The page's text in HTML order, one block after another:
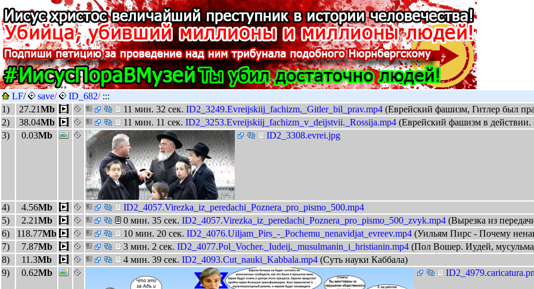
LF/ save/ ID_682/:::
1)
27.21Mb 11 мин. 32 сек. ID2_3249.Evreijskiij_fachizm,_Gitler_bil_prav.mp4 (Еврейский фашизм, Гитлер был
2)
38.04Mb 11 мин. 11 сек. ID2_3253.Evreijskiij_fachizm_v_deijstvii._Rossija.mp4 (Еврейский фашизм в действии.
3)
0.03Mb ID2_3308.evrei.jpg
4) 4.56Mb
ID2_4057.Virezka_iz_peredachi_Poznera_pro_pismo_500.mp4
5)
2.21Mb 0 мин. 35 сек. ID2_4057.Virezka_iz_peredachi_Poznera_pro_pismo_500_zvyk.mp4 (Вырезка из
6)
118.77Mb 10 мин. 20 сек. ID2_4076.Uiljam_Pirs_-_Pochemu_nenavidjat_evreev.mp4 (Уильям Пирс - Почему
7)
7.87Mb 3 мин. 2 сек. ID2_4077.Pol_Vocher._Iudeij,_musulmanin_i_hristianin.mp4 (Пол Вошер. Иудей,
8)
11.3Mb 4 мин. 39 сек. ID2_4093.Cut_nauki_Kabbala.mp4 (Суть науки Каббала)
9)
0.62Mb